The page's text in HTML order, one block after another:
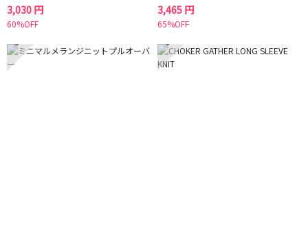
3,030 円
60%OFF
3,465 円
65%OFF
5 6